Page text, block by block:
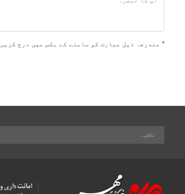
* مندرجہ ذیل عبارت کو سامنے کے بکس میں درج کریں